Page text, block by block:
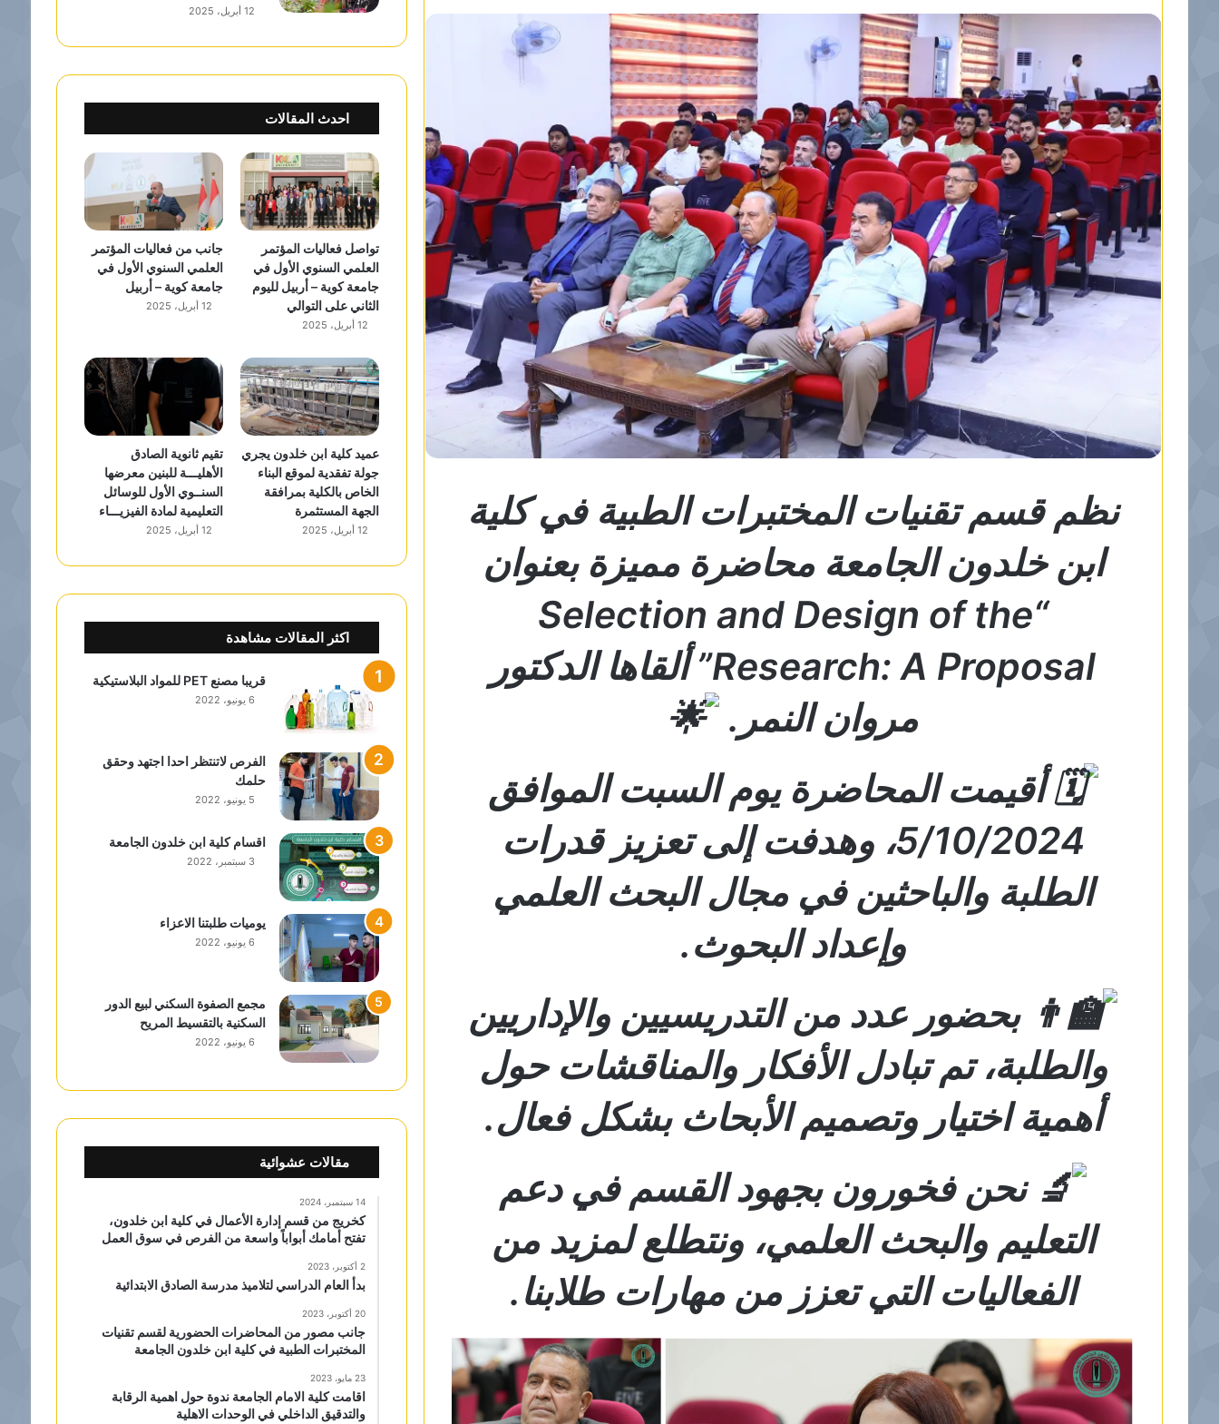
نظم قسم تقنيات المختبرات الطبية في كلية
ابن خلدون الجامعة محاضرة مميزة بعنوان
“Selection and Design of the
Research: A Proposal” ألقاها الدكتور
مروان النمر.
أقيمت المحاضرة يوم السبت الموافق
5/10/2024، وهدفت إلى تعزيز قدرات
الطلبة والباحثين في مجال البحث العلمي
وإعداد البحوث.
بحضور عدد من التدريسيين والإداريين
والطلبة، تم تبادل الأفكار والمناقشات حول
أهمية اختيار وتصميم الأبحاث بشكل فعال.
نحن فخورون بجهود القسم في دعم
التعليم والبحث العلمي، ونتطلع لمزيد من
الفعاليات التي تعزز من مهارات طلابنا.
12 أبريل، 2025
احدث المقالات
تواصل فعاليات المؤتمر
العلمي السنوي الأول في
جامعة كوية – أربيل لليوم
الثاني على التوالي
12 أبريل، 2025
جانب من فعاليات المؤتمر
العلمي السنوي الأول في
جامعة كوية – أربيل
12 أبريل، 2025
عميد كلية ابن خلدون يجري
جولة تفقدية لموقع البناء
الخاص بالكلية بمرافقة
الجهة المستثمرة
12 أبريل، 2025
تقيم ثانوية الصادق
الأهليـــة للبنين معرضها
السنــوي الأول للوسائل
التعليمية لمادة الفيزيـــاء
12 أبريل، 2025
اكثر المقالات مشاهدة
قريبا مصنع PET للمواد البلاستيكية
6 يونيو، 2022
الفرص لاتنتظر احدا اجتهد وحقق
حلمك
5 يونيو، 2022
اقسام كلية ابن خلدون الجامعة
3 سبتمبر، 2022
يوميات طلبتنا الاعزاء
6 يونيو، 2022
مجمع الصفوة السكني لبيع الدور
السكنية بالتقسيط المريح
6 يونيو، 2022
مقالات عشوائية
14 سبتمبر، 2024
كخريج من قسم إدارة الأعمال في كلية ابن خلدون،
تفتح أمامك أبواباً واسعة من الفرص في سوق العمل
2 أكتوبر، 2023
بدأ العام الدراسي لتلاميذ مدرسة الصادق الابتدائية
20 أكتوبر، 2023
جانب مصور من المحاضرات الحضورية لقسم تقنيات
المختبرات الطبية في كلية ابن خلدون الجامعة
23 مايو، 2023
اقامت كلية الامام الجامعة ندوة حول اهمية الرقابة
والتدقيق الداخلي في الوحدات الاهلية